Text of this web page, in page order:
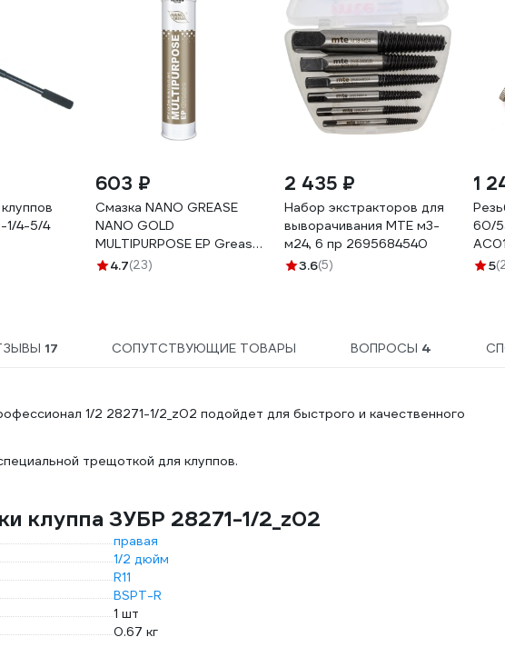
1/4-5/4
603 ₽
Смазка NANO GREASE
NANO GOLD
MULTIPURPOSE EP Grease
0,4 кг 4956/Ф
4.7(23)
2 435 ₽
Набор экстракторов для
выворачивания MTE м3-
м24, 6 пр 2695684540
3.6(5)
1
60/
5
17 СОПУТСТВУЮЩИЕ ТОВАРЫ ВОПРОСЫ 4
1/2 28271-1/2_z02 подойдет для быстрого и качественного
трещоткой для клуппов.
клуппа ЗУБР 28271-1/2_z02
правая
1/2 дюйм
R11
BSPT-R
1 шт
0.67 кг